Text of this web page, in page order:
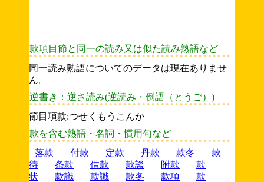
款項目節と同一の読み又は似た読み熟語など
同一読み熟語についてのデータは現在ありませ
ん。
逆書き：逆さ読み(逆読み・倒語（とうご）)
節目項款:つせくもうこんか
款を含む熟語・名詞・慣用句など
落款
付款 定款 丹款 款冬
款
待
条款 借款 款談 附款
款
状
款識 款識 款冬 款項
款